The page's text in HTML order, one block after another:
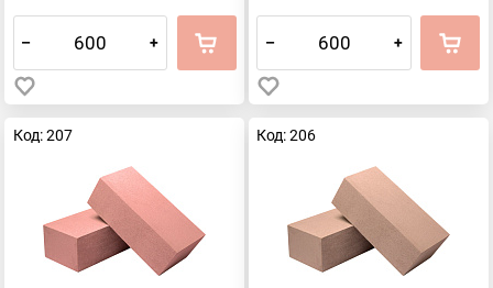
– + – +
Код: 207 Код: 206